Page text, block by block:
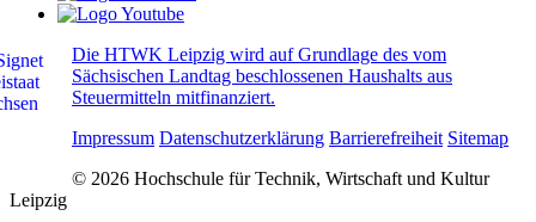
Die HTWK Leipzig wird auf Grundlage des vom
Sächsischen Landtag beschlossenen Haushalts aus
Steuermitteln mitfinanziert.
Impressum Datenschutzerklärung Barrierefreiheit Sitemap
© 2026 Hochschule für Technik, Wirtschaft und Kultur
Leipzig